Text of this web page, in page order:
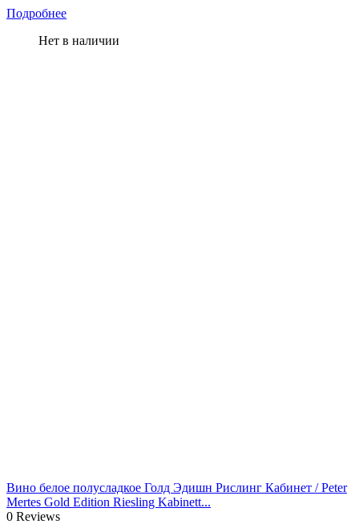
Подробнее
Нет в наличии
Вино белое полусладкое Голд Эдишн Рислинг Кабинет / Peter
Mertes Gold Edition Riesling Kabinett...
0 Reviews